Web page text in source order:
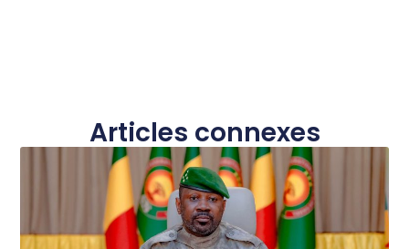
Articles connexes